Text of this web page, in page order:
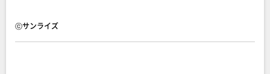
ⓒサンライズ